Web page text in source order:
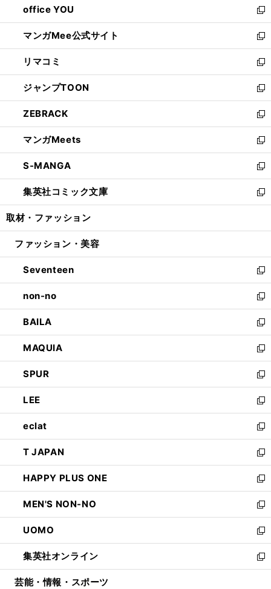
く
で
開
く
ィ
ン
ド
ウ
で
開
く
い
ウ
ィ
ン
ド
ウ
で
開
く
office YOU
新
し
い
ウ
ィ
ン
ド
ウ
で
開
く
マンガMee公式サイト
新
し
い
ウ
ィ
ン
ド
ウ
で
開
く
リマコミ
新
し
い
ウ
ィ
ン
ド
ウ
で
開
く
ジャンプTOON
新
し
い
ウ
ィ
ン
ド
ウ
で
開
ZEBRACK
新
し
い
ウ
ィ
ン
ド
ウ
開
マンガMeets
新
し
い
ウ
ィ
ン
ウ
開
く
S-MANGA
新
し
い
ウ
ン
ウ
で
開
く
集英社コミック文庫
新
し
ウ
ン
ド
ウ
で
開
く
取材・ファッション
ファッション・美容
Seventeen
新
し
い
ウ
ィ
ン
ド
ウ
で
開
く
non-no
新
し
い
ウ
ィ
ン
ド
ウ
で
開
く
BAILA
新
し
い
ウ
ィ
ン
ド
ウ
で
開
く
MAQUIA
新
し
い
ウ
ィ
ン
ド
ウ
で
開
く
SPUR
新
し
い
ウ
ィ
ン
ド
ウ
で
開
く
LEE
新
し
い
ウ
ィ
ン
ド
ウ
で
開
く
eclat
新
し
い
ウ
ィ
ン
ド
ウ
で
開
く
T JAPAN
新
し
い
ウ
ィ
ン
ド
ウ
で
開
HAPPY PLUS ONE
新
し
い
ウ
ィ
ン
ド
ウ
MEN'S NON-NO
新
し
い
ウ
ィ
ン
UOMO
新
し
い
ウ
集英社オンライン
新
し
芸能・情報・スポーツ